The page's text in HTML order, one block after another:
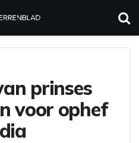
prinses
voor ophef